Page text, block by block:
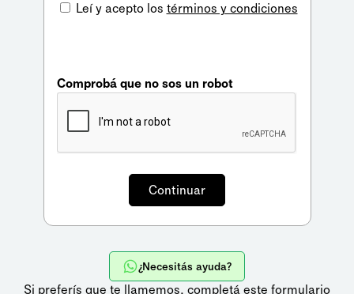
Leí y acepto los términos y condiciones
Comprobá que no sos un robot
¿Necesitás ayuda?
Si preferís que te llamemos, completá este formulario